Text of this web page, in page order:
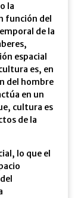
la
función del
de la
espacial
es, en
del hombre
en un
cultura es
de la
lo que el